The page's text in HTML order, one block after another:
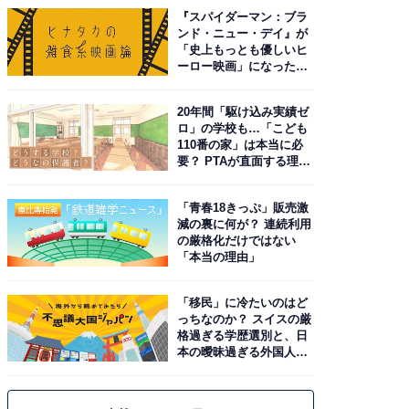
『スパイダーマン：ブラ
ンド・ニュー・デイ』が
「史上もっとも優しいヒ
ーロー映画」になった理
20年間「駆け込み実績ゼ
ロ」の学校も…「こども
110番の家」は本当に必
要？ PTAが直面する理想
「青春18きっぷ」販売激
減の裏に何が？ 連続利用
の厳格化だけではない
「本当の理由」
「移民」に冷たいのはど
っちなのか？ スイスの厳
格過ぎる学歴選別と、日
本の曖昧過ぎる外国人政